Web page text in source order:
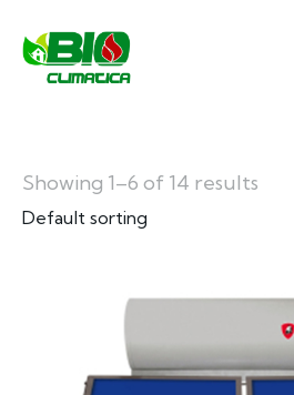
Showing 1–6 of 14 results